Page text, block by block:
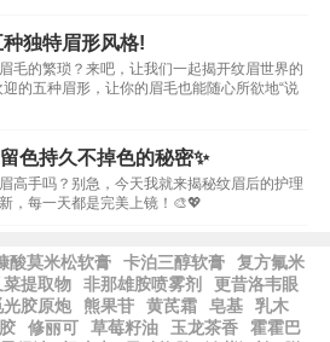
独特眉形风格!
毛的繁琐？来吧，让我们一起揭开纹眉世界的
的五种眉形，让你的眉毛也能随心所欲地“说
色持久不掉色的秘密✨
高手吗？别急，今天我就来揭秘纹眉后的护理
，每一天都是完美上镜！🎨💖
酸莫米松软膏 卡泊三醇软膏
复方氟米
提取物 非那雄胺喷雾剂
更昔洛韦眼
光胶原炮 熊果苷 黄芪霜 皂基
乳木
修丽可 草莓籽油 玉龙茶香
霍霍巴